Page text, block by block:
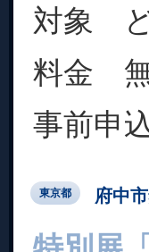
対象
料金
事前申
東京都 府中